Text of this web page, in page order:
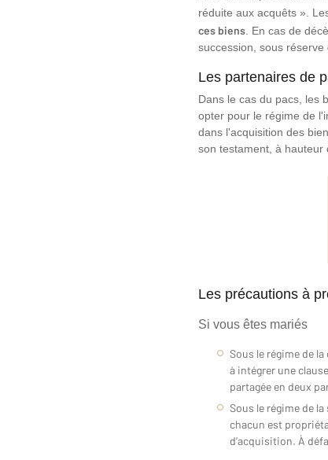
réduite aux acquêts ».
ces biens . En cas de
succession, sous
Les partenaires de
Dans le cas du pacs, les
opter pour le régime de
dans l'acquisition des
son testament, à hauteur
Les précautions à
Si vous êtes mariés
Sous le régime de
à intégrer une
partagée en deux
Sous le régime de
chacun est
d’acquisition. À